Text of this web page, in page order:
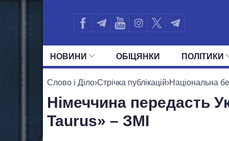
НОВИНИ ОБIЦЯНКИ ПОЛIТИКИ
УСІ ПОЛІТИКИ ПРЕЗИДЕНТ І
Слово і Діло›Стрічка публікацій›Національна
Німеччина передасть
Taurus» – ЗМІ